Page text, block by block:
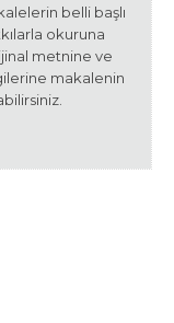
belli başlı
okuruna
metnine ve
makalenin